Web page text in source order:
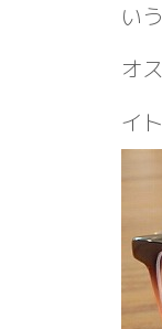
い
オ
イ